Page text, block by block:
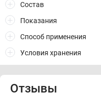
Состав
Показания
Способ применения
Условия хранения
Отзывы